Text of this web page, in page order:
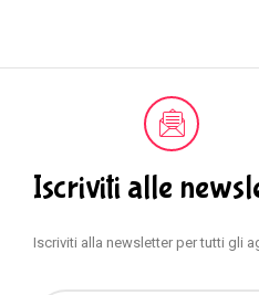
Iscriviti alle
Iscriviti alla newsletter per tutti gli